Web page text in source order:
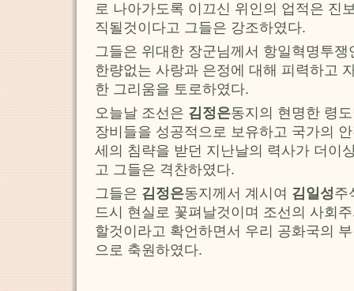
로 나아가도록 이끄신 위인의 업적은 진
직될것이다고 그들은 강조하였다.
그들은 위대한 장군님께서 항일혁명투
한량없는 사랑과 은정에 대해 피력하고
한 그리움을 토로하였다.
오늘날 조선은 김정은동지의 현명한 령
장비들을 성공적으로 보유하고 국가의
세의 침략을 받던 지난날의 력사가 더이
고 그들은 격찬하였다.
그들은 김정은동지께서 계시여 김일성주
드시 현실로 꽃펴날것이며 조선의 사회
할것이라고 확언하면서 우리 공화국의
으로 축원하였다.